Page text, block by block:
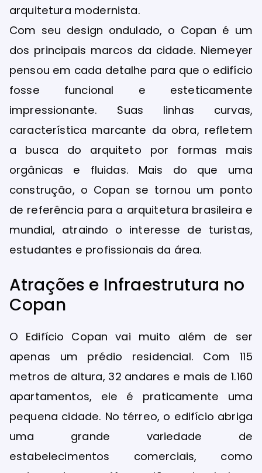
arquitetura modernista.
Com seu design ondulado, o Copan é um
dos principais marcos da cidade. Niemeyer
pensou em cada detalhe para que o edifício
fosse funcional e esteticamente
impressionante. Suas linhas curvas,
característica marcante da obra, refletem
a busca do arquiteto por formas mais
orgânicas e fluidas. Mais do que uma
construção, o Copan se tornou um ponto
de referência para a arquitetura brasileira e
mundial, atraindo o interesse de turistas,
estudantes e profissionais da área.
Atrações e Infraestrutura no
Copan
O Edifício Copan vai muito além de ser
apenas um prédio residencial. Com 115
metros de altura, 32 andares e mais de 1.160
apartamentos, ele é praticamente uma
pequena cidade. No térreo, o edifício abriga
uma grande variedade de
estabelecimentos comerciais, como